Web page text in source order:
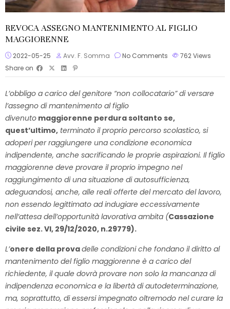
REVOCA ASSEGNO MANTENIMENTO AL FIGLIO
MAGGIORENNE
2022-05-25 Avv. F. Somma No Comments 762Views
Share on
L’obbligo a carico del genitore “non collocatario” di versare
l’assegno di mantenimento al figlio
divenuto maggiorenne perdura soltanto se,
quest’ultimo, terminato il proprio percorso scolastico, si
adoperi per raggiungere una condizione economica
indipendente, anche sacrificando le proprie aspirazioni. Il figlio
maggiorenne deve provare il proprio impegno nel
raggiungimento di una situazione di autosufficienza,
adeguandosi, anche, alle reali offerte del mercato del lavoro,
non essendo legittimato ad indugiare eccessivamente
nell’attesa dell’opportunità lavorativa ambita (Cassazione
civile sez. VI, 29/12/2020, n.29779).
L’onere della provadelle condizioni che fondano il diritto al
mantenimento del figlio maggiorenne è a carico del
richiedente, il quale dovrà provare non solo la mancanza di
indipendenza economica e la libertà di autodeterminazione,
ma, soprattutto, di essersi impegnato oltremodo nel curare la